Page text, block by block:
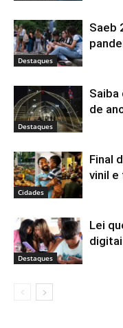
Destaques
Saeb
Destaques
Saiba
de
Cidades
Final
vinil e
Destaques
Lei